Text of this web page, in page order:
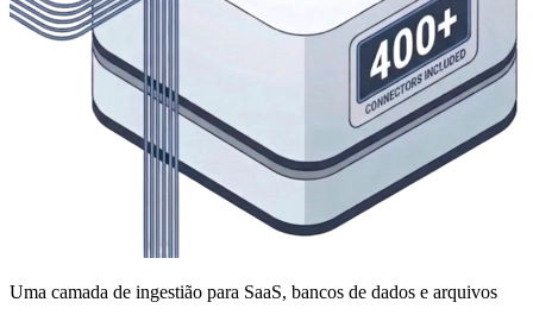
Uma camada de ingestião para SaaS, bancos de dados e arquivos